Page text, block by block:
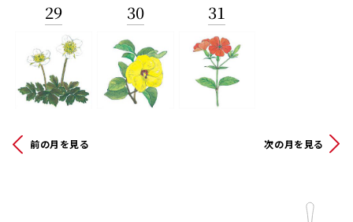
29 30 31
前の月を見る 次の月を見る